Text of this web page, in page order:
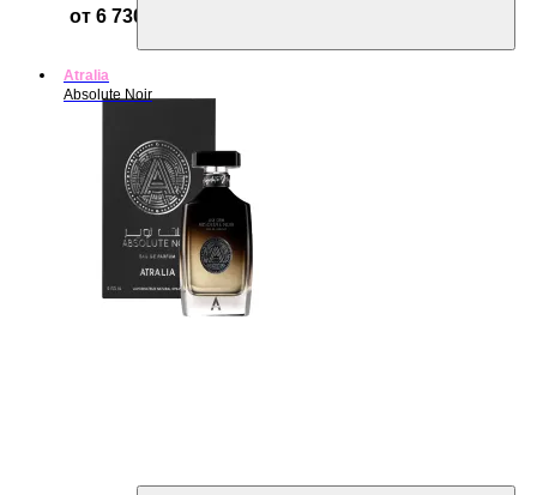
от 6 730 ₽
Atralia
Absolute Noir